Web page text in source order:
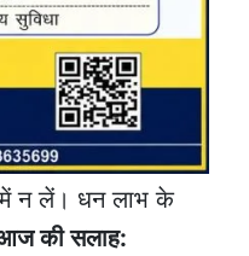
में न लें। धन लाभ के
की सलाह: